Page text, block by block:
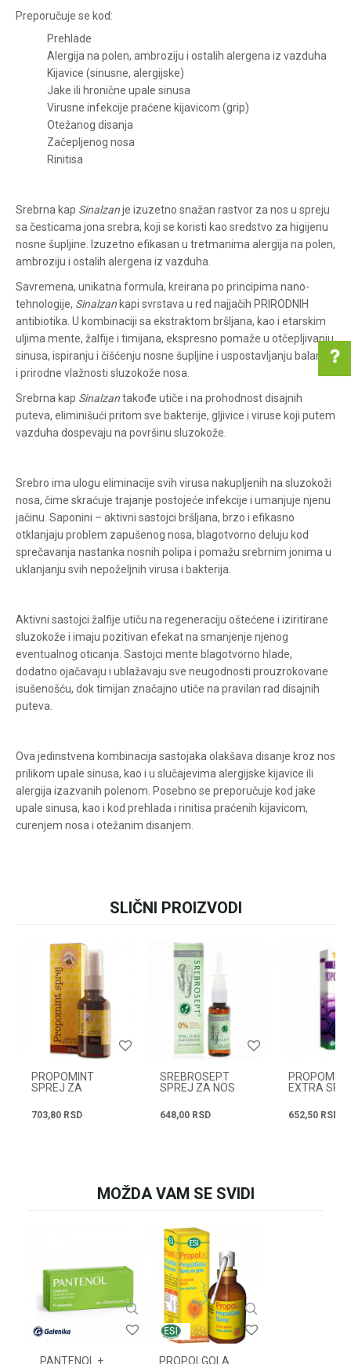
Pomoć pri kupovini
Za više informacija u
vezi online porudžbine
pišite nam:
customers@oazazdrav
lja.rs
ili pozovite:
+381631105804
Radno vreme
Svakog radnog dana od
08h do 16h
Preporučuje se kod:
Prehlade
Alergija na polen, ambroziju i ostalih alergena iz vazduha
Kijavice (sinusne, alergijske)
Jake ili hronične upale sinusa
Virusne infekcije praćene kijavicom (grip)
Otežanog disanja
Začepljenog nosa
Rinitisa
Srebrna kap Sinalzanje izuzetno snažan rastvor za nos u spreju
sa česticama jona srebra, koji se koristi kao sredstvo za higijenu
nosne šupljine. Izuzetno efikasan u tretmanima alergija na polen,
ambroziju i ostalih alergena iz vazduha.
Savremena, unikatna formula, kreirana po principima nano-
tehnologije, Sinalzan kapi svrstava u red najjačih PRIRODNIH
antibiotika. U kombinaciji sa ekstraktom bršljana, kao i etarskim
uljima mente, žalfije i timijana, ekspresno pomaže u otčepljivanju
sinusa, ispiranju i čišćenju nosne šupljine i uspostavljanju balansa
i prirodne vlažnosti sluzokože nosa.
Srebrna kap Sinalzantakođe utiče i na prohodnost disajnih
puteva, eliminišući pritom sve bakterije, gljivice i viruse koji putem
vazduha dospevaju na površinu sluzokože.
Srebro ima ulogu eliminacije svih virusa nakupljenih na sluzokoži
nosa, čime skraćuje trajanje postojeće infekcije i umanjuje njenu
jačinu. Saponini – aktivni sastojci bršljana, brzo i efikasno
otklanjaju problem zapušenog nosa, blagotvorno deluju kod
sprečavanja nastanka nosnih polipa i pomažu srebrnim jonima u
uklanjanju svih nepoželjnih virusa i bakterija.
Aktivni sastojci žalfije utiču na regeneraciju oštećene i iziritirane
sluzokože i imaju pozitivan efekat na smanjenje njenog
eventualnog oticanja. Sastojci mente blagotvorno hlade,
dodatno ojačavaju i ublažavaju sve neugodnosti prouzrokovane
isušenošću, dok timijan značajno utiče na pravilan rad disajnih
puteva.
Ova jedinstvena kombinacija sastojaka olakšava disanje kroz nos
prilikom upale sinusa, kao i u slučajevima alergijske kijavice ili
alergija izazvanih polenom. Posebno se preporučuje kod jake
upale sinusa, kao i kod prehlada i rinitisa praćenih kijavicom,
curenjem nosa i otežanim disanjem.
SLIČNI PROIZVODI
PROPOMINT
SPREJ ZA
703,80 RSD
SREBROSEPT
SPREJ ZA NOS
648,00 RSD
EXTRA
652,50 RSD
MOŽDA VAM SE SVIDI
PANTENOL +
PROPOLGOLA